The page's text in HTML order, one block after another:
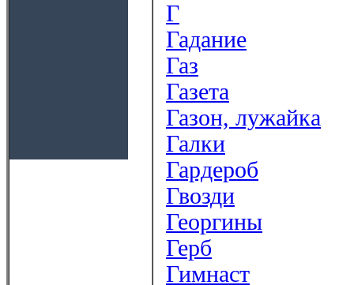
Г
Гадание
Газ
Газета
Газон, лужайка
Галки
Гардероб
Гвозди
Георгины
Герб
Гимнаст